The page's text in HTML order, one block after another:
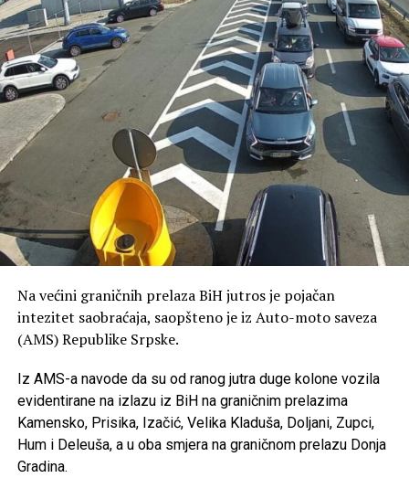
kupe tek nakon ulaska u Hrvatsku, prenosi Avaz.
Na većini graničnih prelaza BiH jutros je pojačan
intezitet saobraćaja, saopšteno je iz Auto-moto saveza
(AMS) Republike Srpske.
Iz AMS-a navode da su od ranog jutra duge kolone vozila
evidentirane na izlazu iz BiH na graničnim prelazima
Kamensko, Prisika, Izačić, Velika Kladuša, Doljani, Zupci,
Hum i Deleuša, a u oba smjera na graničnom prelazu Donja
Gradina.